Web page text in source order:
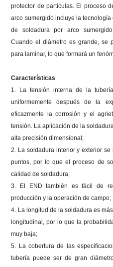
protector de partículas. El proceso
arco sumergido incluye la
de soldadura por arco
Cuando el diámetro es grande, se
para laminar, lo que formará un
Características
1. La tensión interna de la
uniformemente después de la
eficazmente la corrosión y el
tensión. La aplicación de la
alta precisión dimensional;
2. La soldadura interior y exterior
puntos, por lo que el proceso de
calidad de soldadura;
3. El END también es fácil de
producción y la operación de campo;
4. La longitud de la soldadura es
longitudinal, por lo que la
muy baja;
5. La cobertura de las
tubería puede ser de gran